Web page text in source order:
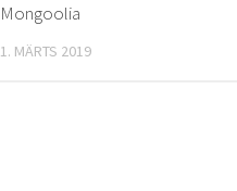
Mongoolia
1. MÄRTS 2019